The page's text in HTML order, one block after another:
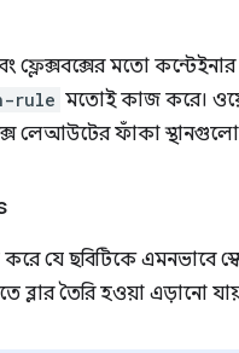
ফ্লেক্সবক্সের মতো
rule মতোই কাজ করে।
লেআউটের ফাঁকা
করে যে ছবিটিকে এমনভাবে
ব্লার তৈরি হওয়া এড়ানো